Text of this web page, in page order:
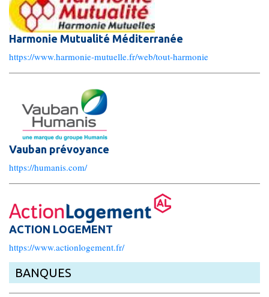
Note de l’index égalité hommes femmes
Actualités
Nos actualités
Contact
Harmonie Mutualité Méditerranée
https://www.harmonie-mutuelle.fr/web/tout-harmonie
Vauban prévoyance
https://humanis.com/
ACTION LOGEMENT
https://www.actionlogement.fr/
BANQUES